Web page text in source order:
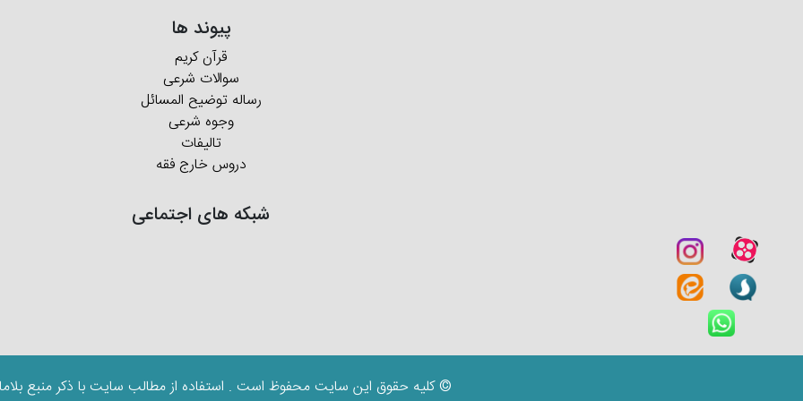
پیوند ها
قرآن کریم
سوالات شرعی
رساله توضیح المسائل
وجوه شرعی
تالیفات
دروس خارج فقه
شبکه های اجتماعی
© کلیه حقوق این سایت محفوظ است . استفاده از مطالب سایت با ذکر منبع